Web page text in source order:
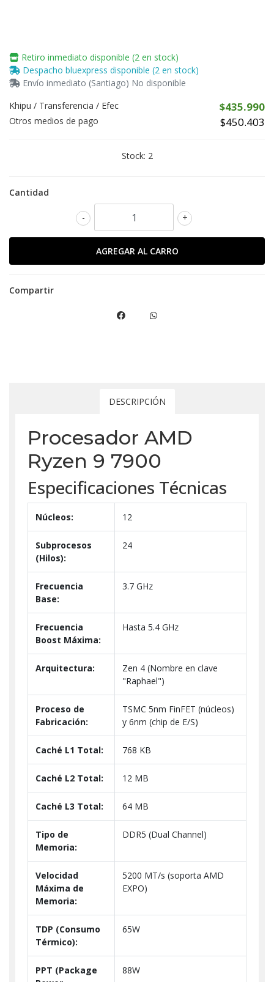
Retiro inmediato disponible (2 en stock)
Despacho bluexpress disponible (2 en stock)
Envío inmediato (Santiago) No disponible
Khipu / Transferencia / Efec
$435.990
Otros medios de pago $450.403
Stock: 2
Cantidad
+
-
Compartir
DESCRIPCIÓN
Procesador AMD
Ryzen 9 7900
Especificaciones Técnicas
Núcleos: 12
Subprocesos
(Hilos):
24
Frecuencia
Base:
3.7 GHz
Frecuencia
Boost Máxima:
Hasta 5.4 GHz
Arquitectura:
Zen 4 (Nombre en clave
"Raphael")
Proceso de
Fabricación:
TSMC 5nm FinFET (núcleos)
y 6nm (chip de E/S)
Caché L1 Total: 768 KB
Caché L2 Total: 12 MB
Caché L3 Total: 64 MB
Tipo de
Memoria:
DDR5 (Dual Channel)
Velocidad
Máxima de
Memoria:
5200 MT/s (soporta AMD
EXPO)
TDP (Consumo
Térmico):
65W
PPT (Package
88W